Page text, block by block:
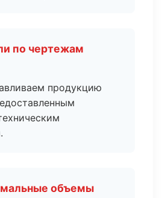
по чертежам
продукцию
объемы